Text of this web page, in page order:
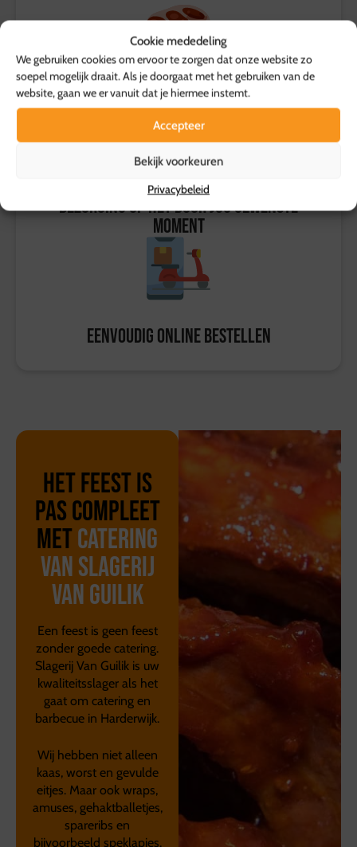
Cookie mededeling
We gebruiken cookies om ervoor te zorgen dat onze website zo
soepel mogelijk draait. Als je doorgaat met het gebruiken van de
website, gaan we er vanuit dat je hiermee instemt.
Accepteer
Bekijk voorkeuren
Privacybeleid
Echt slagersvlees van topkwaliteit
Bezorging op het door jou gewenste
moment
Eenvoudig online bestellen
Het feest is
pas compleet
metcatering
van Slagerij
Van Guilik
Een feest is geen feest
zonder goede catering.
Slagerij Van Guilik is uw
kwaliteitsslager als het
gaat om catering en
barbecue in Harderwijk.
Wij hebben niet alleen
kaas, worst en gevulde
eitjes. Maar ook wraps,
amuses, gehaktballetjes,
spareribs en
bijvoorbeeld speklapjes.